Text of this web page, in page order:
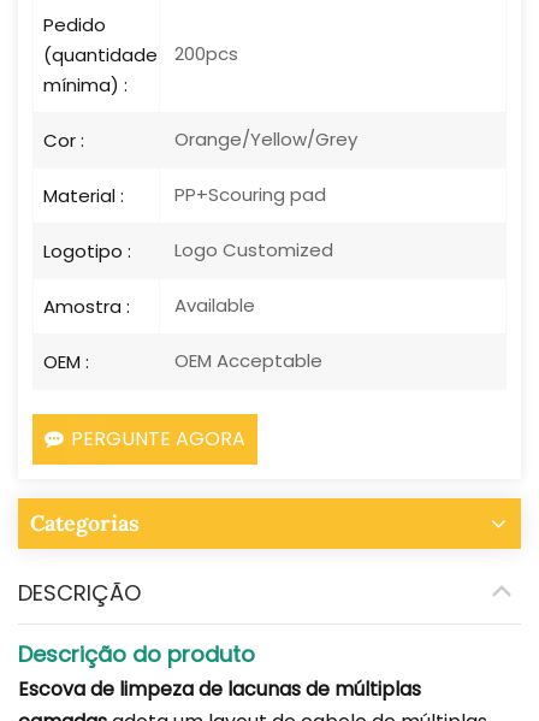
Pedido
(quantidade
mínima) :
200pcs
Cor : Orange/Yellow/Grey
Material : PP+Scouring pad
Logotipo : Logo Customized
Amostra : Available
OEM : OEM Acceptable
PERGUNTE AGORA
Categorias
DESCRIÇÃO
Descrição do produto
Escova de limpeza de lacunas de múltiplas